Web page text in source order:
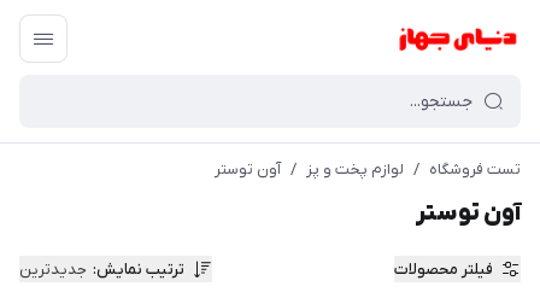
تست فروشگاه / لوازم پخت و پز / آون توستر
آون توستر
فیلتر محصولات ترتیب نمایش: جدیدترین